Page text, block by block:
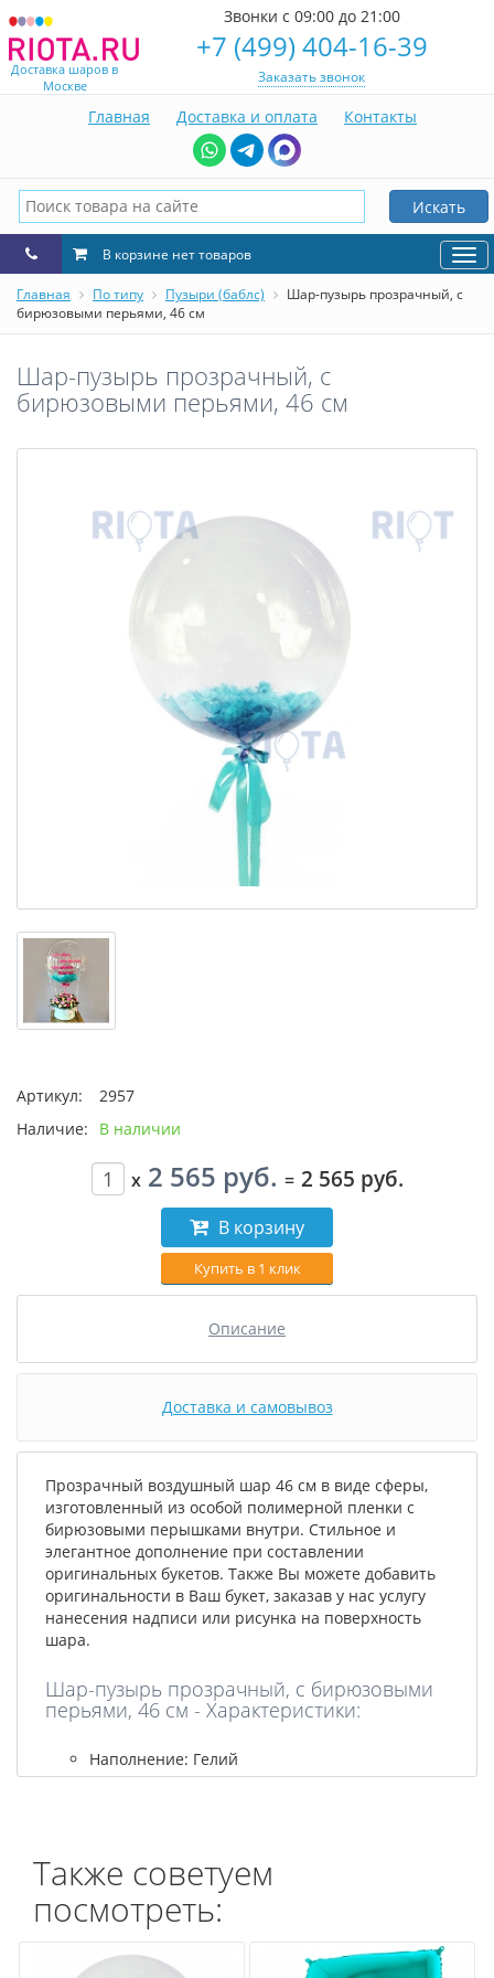
Доставка шаров в
Москве
Звонки с 09:00 до 21:00
+7 (499) 404-16-39
Заказать звонок
Главная Доставка и оплата Контакты
Искать
В корзине нет товаров
Главная По типу Пузыри (баблс)
Шар-пузырь прозрачный, с
бирюзовыми перьями, 46 см
Шар-пузырь прозрачный, с
бирюзовыми перьями, 46 см
Артикул:
2957
Наличие:
В наличии
x 2 565 руб. = 2 565 руб.
В корзину
Купить в 1 клик
Описание
Доставка и самовывоз
Прозрачный воздушный шар 46 см в виде сферы,
изготовленный из особой полимерной пленки с
бирюзовыми перышками внутри. Стильное и
элегантное дополнение при составлении
оригинальных букетов. Также Вы можете добавить
оригинальности в Ваш букет, заказав у нас услугу
нанесения надписи или рисунка на поверхность
шара.
Шар-пузырь прозрачный, с бирюзовыми
перьями, 46 см - Характеристики:
Наполнение: Гелий
Также советуем
посмотреть: